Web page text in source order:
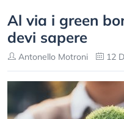
Al via i green
devi sapere
Antonello Motroni 12